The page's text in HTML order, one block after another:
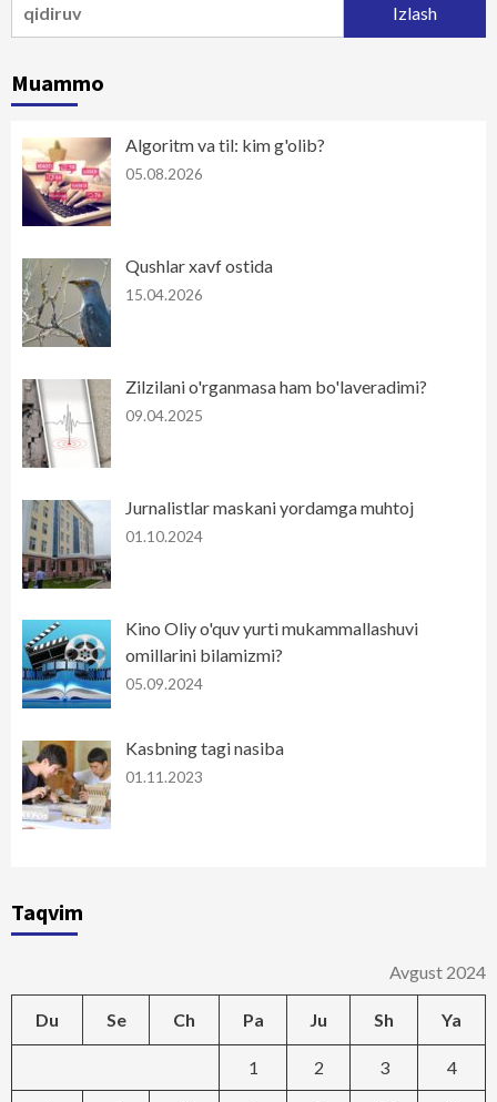
Muammo
Algoritm va til: kim g'olib?
05.08.2026
Qushlar xavf ostida
15.04.2026
Zilzilani o'rganmasa ham bo'laveradimi?
09.04.2025
Jurnalistlar maskani yordamga muhtoj
01.10.2024
Kino Oliy o'quv yurti mukammallashuvi
omillarini bilamizmi?
05.09.2024
Kasbning tagi nasiba
01.11.2023
Taqvim
Avgust 2024
Du Se Ch Pa Ju Sh Ya
1 2 3 4